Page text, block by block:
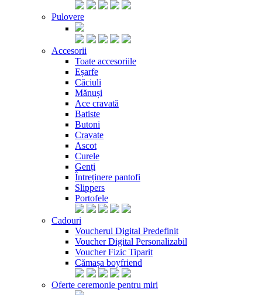
Pulovere
Accesorii
Toate accesoriile
Eșarfe
Căciuli
Mănuși
Ace cravată
Batiste
Butoni
Cravate
Ascot
Curele
Genți
Întreținere pantofi
Slippers
Portofele
Cadouri
Voucherul Digital Predefinit
Voucher Digital Personalizabil
Voucher Fizic Tiparit
Cămașa boyfriend
Oferte ceremonie pentru miri